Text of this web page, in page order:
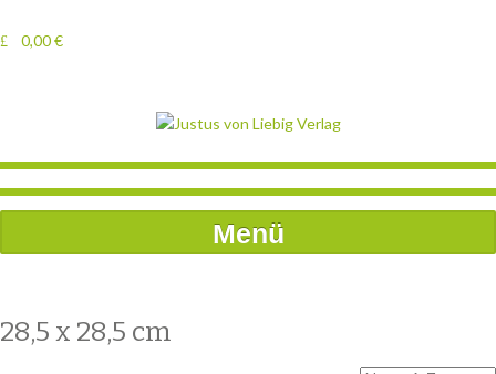
0,00€
Menü
28,5 x 28,5 cm